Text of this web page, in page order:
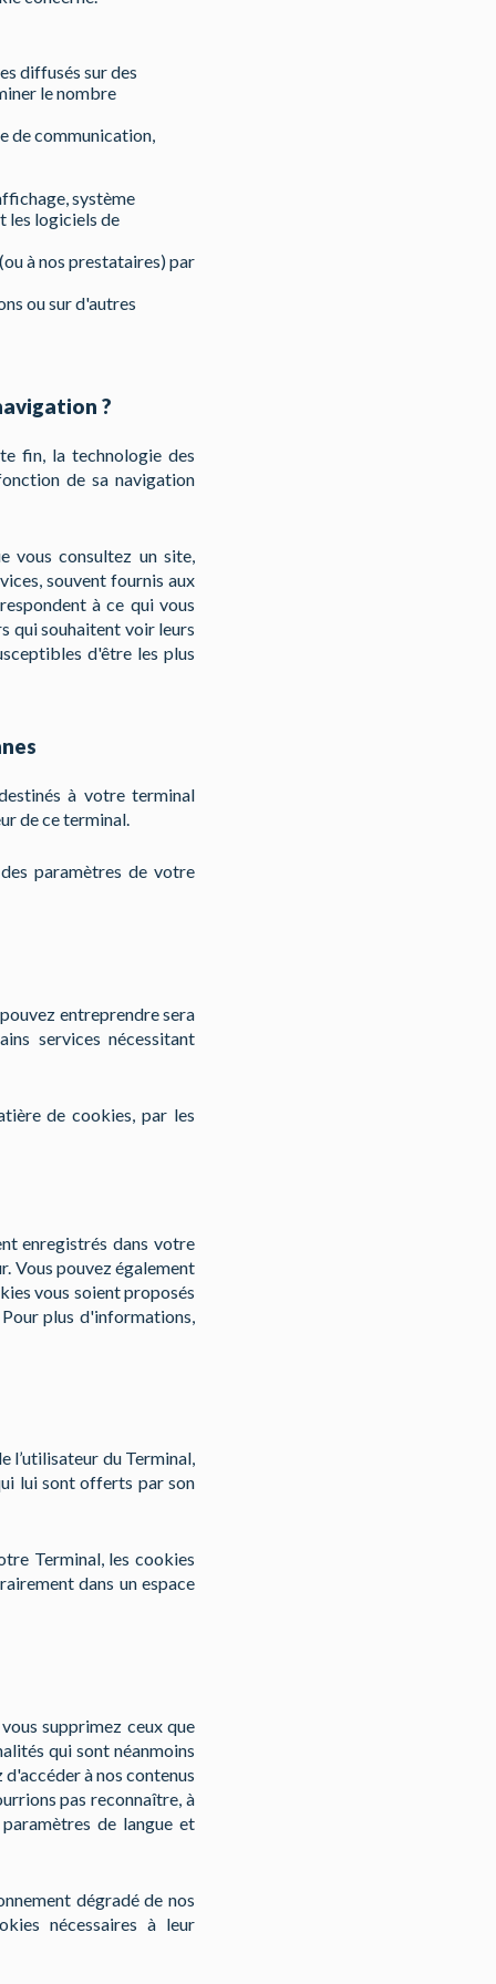
diffusés sur des
le nombre
de communication,
système
les logiciels de
à nos prestataires) par
ou sur d'autres
?
fin, la technologie des
de sa navigation
vous consultez un site,
souvent fournis aux
à ce qui vous
qui souhaitent voir leurs
d'être les plus
à votre terminal
de ce terminal.
paramètres de votre
entreprendre sera
services nécessitant
de cookies, par les
enregistrés dans votre
Vous pouvez également
vous soient proposés
plus d'informations,
l’utilisateur du Terminal,
lui sont offerts par son
Terminal, les cookies
dans un espace
supprimez ceux que
qui sont néanmoins
à nos contenus
pas reconnaître, à
de langue et
dégradé de nos
nécessaires à leur